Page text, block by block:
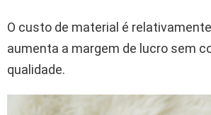
O custo de material é
aumenta a margem de lucro sem
qualidade.